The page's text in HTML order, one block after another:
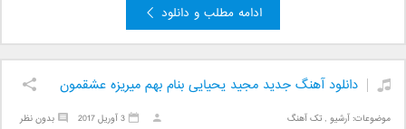
ادامه مطلب و دانلود
دانلود آهنگ جدید مجید یحیایی بنام بهم میریزه عشقمون
موضوعات:آرشیو ,تک آهنگ بدون نظر 3 آوریل 2017